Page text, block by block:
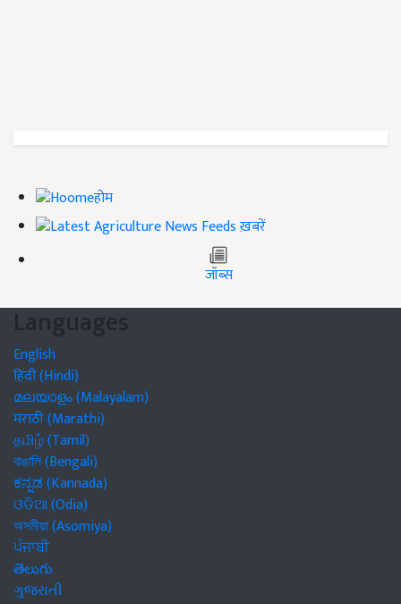
होम
ख़बरें
जॉब्स
Languages
English
हिंदी (Hindi)
മലയാളം (Malayalam)
मराठी (Marathi)
தமிழ் (Tamil)
বাঙালি (Bengali)
ಕನ್ನಡ (Kannada)
ଓଡିଆ (Odia)
অসমীয়া (Asomiya)
ਪੰਜਾਬੀ
తెలుగు
ગુજરાતી